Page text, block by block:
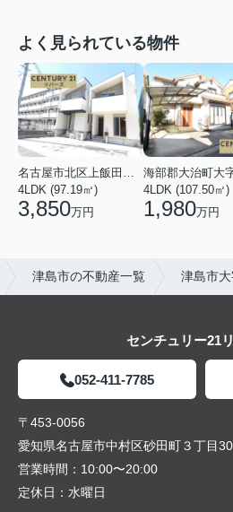
よく見られている物件
名古屋市北区上飯田北町４丁目
4LDK (97.19㎡)
3,850万円
4LDK (107.50㎡)
1,980万円
津島市の不動産一覧 津島市
センチュリー21
052-411-7785
〒453-0056
愛知県名古屋市中村区砂田町３丁目
営業時間： 10:00〜20:00
定休日： 水曜日